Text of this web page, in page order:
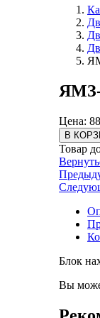
ЯМЗ-
Цена:
В
Товар
Блок
Вы